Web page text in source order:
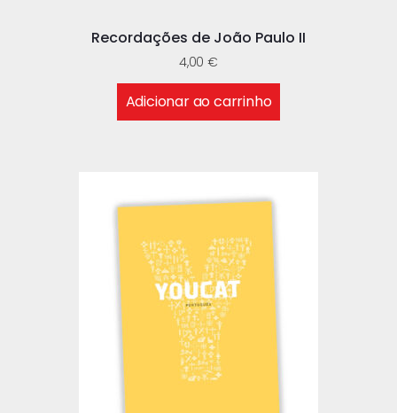
Recordações de João Paulo II
4,00€
Adicionar ao carrinho